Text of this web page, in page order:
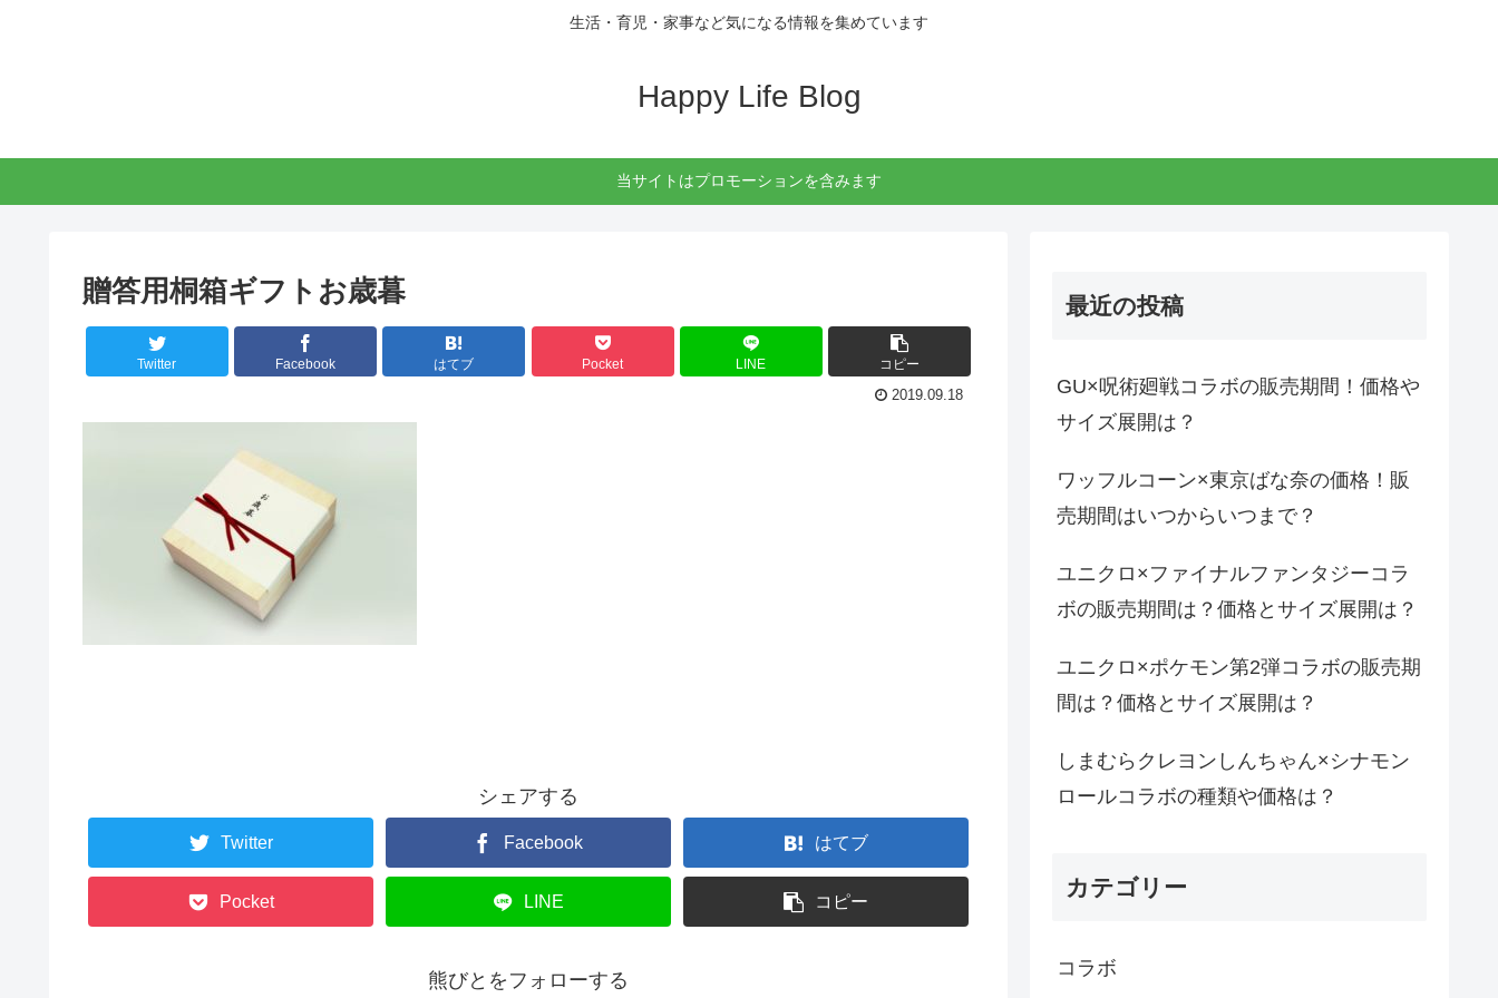
生活・育児・家事など気になる情報を集めています
Happy Life Blog
当サイトはプロモーションを含みます
贈答用桐箱ギフトお歳暮
Twitter Facebook はてブ Pocket LINE コピー
2019.09.18
シェアする
Twitter Facebook はてブ
Pocket LINE コピー
熊びとをフォローする
最近の投稿
GU×呪術廻戦コラボの販売期間！価格や
サイズ展開は？
ワッフルコーン×東京ばな奈の価格！販
売期間はいつからいつまで？
ユニクロ×ファイナルファンタジーコラ
ボの販売期間は？価格とサイズ展開は？
ユニクロ×ポケモン第2弾コラボの販売期
間は？価格とサイズ展開は？
しまむらクレヨンしんちゃん×シナモン
ロールコラボの種類や価格は？
カテゴリー
コラボ